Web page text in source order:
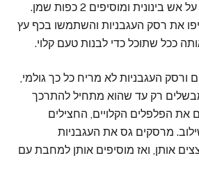
מניחים מחבת גדולה על אש בינונית ומוסיפים 2 כפות שמן.
את רסק העגבניות והשתמשו בכף עץ
ככל שתוכל כדי לבנות טעם קלוי.
ורסק העגבניות לא מריח כל כך גולמי,
רק עד שהוא מתחיל להתרכך
את הפלפלים הקלויים, החצילים
מרסקים גס את העגבניות
אותן, ואז מוסיפים אותן למחבת עם